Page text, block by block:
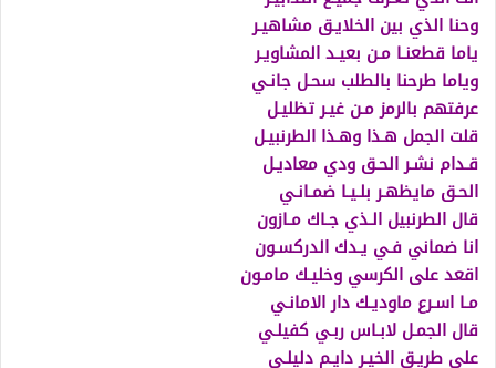
وحنا الذي بين الخلايـق مشاهيـر
ياما قطعنـا مـن بعيـد المشاويـر
وياما طرحنا بالطلب سحـل جانـي
عرفتهم بالرمز مـن غيـر تظليـل
قلت الجمل هـذا وهـذا الطرنبيـل
قـدام نشـر الحـق ودي معاديـل
الحـق مايظهـر بلـيـا ضمـانـي
قال الطرنبيل الـذي جـاك مـازون
انا ضماني فـي يـدك الدركسـون
اقعد على الكرسي وخليـك مامـون
مـا اسـرع ماوديـك دار الامانـي
قال الجمـل لابـاس ربـي كفيلـي
على طريـق الخيـر دايـم دليلـي